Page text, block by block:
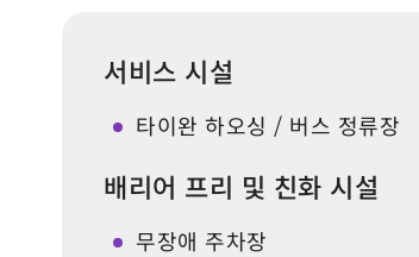
서비스 시설
타이완 하오싱 / 버스 정류장
배리어 프리 및 친화 시설
무장애 주차장